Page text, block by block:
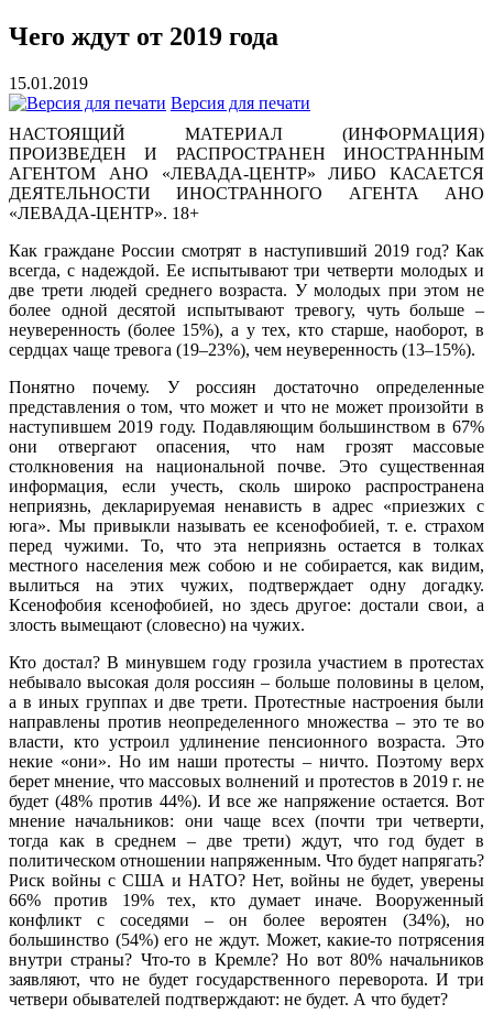
Чего ждут от 2019 года
15.01.2019
Версия для печати
НАСТОЯЩИЙ МАТЕРИАЛ (ИНФОРМАЦИЯ)
ПРОИЗВЕДЕН И РАСПРОСТРАНЕН ИНОСТРАННЫМ
АГЕНТОМ АНО «ЛЕВАДА-ЦЕНТР» ЛИБО КАСАЕТСЯ
ДЕЯТЕЛЬНОСТИ ИНОСТРАННОГО АГЕНТА АНО
«ЛЕВАДА-ЦЕНТР». 18+
Как граждане России смотрят в наступивший 2019 год? Как
всегда, с надеждой. Ее испытывают три четверти молодых и
две трети людей среднего возраста. У молодых при этом не
более одной десятой испытывают тревогу, чуть больше –
неуверенность (более 15%), а у тех, кто старше, наоборот, в
сердцах чаще тревога (19–23%), чем неуверенность (13–15%).
Понятно почему. У россиян достаточно определенные
представления о том, что может и что не может произойти в
наступившем 2019 году. Подавляющим большинством в 67%
они отвергают опасения, что нам грозят массовые
столкновения на национальной почве. Это существенная
информация, если учесть, сколь широко распространена
неприязнь, декларируемая ненависть в адрес «приезжих с
юга». Мы привыкли называть ее ксенофобией, т. е. страхом
перед чужими. То, что эта неприязнь остается в толках
местного населения меж собою и не собирается, как видим,
вылиться на этих чужих, подтверждает одну догадку.
Ксенофобия ксенофобией, но здесь другое: достали свои, а
злость вымещают (словесно) на чужих.
Кто достал? В минувшем году грозила участием в протестах
небывало высокая доля россиян – больше половины в целом,
а в иных группах и две трети. Протестные настроения были
направлены против неопределенного множества – это те во
власти, кто устроил удлинение пенсионного возраста. Это
некие «они». Но им наши протесты – ничто. Поэтому верх
берет мнение, что массовых волнений и протестов в 2019 г. не
будет (48% против 44%). И все же напряжение остается. Вот
мнение начальников: они чаще всех (почти три четверти,
тогда как в среднем – две трети) ждут, что год будет в
политическом отношении напряженным. Что будет напрягать?
Риск войны с США и НАТО? Нет, войны не будет, уверены
66% против 19% тех, кто думает иначе. Вооруженный
конфликт с соседями – он более вероятен (34%), но
большинство (54%) его не ждут. Может, какие-то потрясения
внутри страны? Что-то в Кремле? Но вот 80% начальников
заявляют, что не будет государственного переворота. И три
четвери обывателей подтверждают: не будет. А что будет?